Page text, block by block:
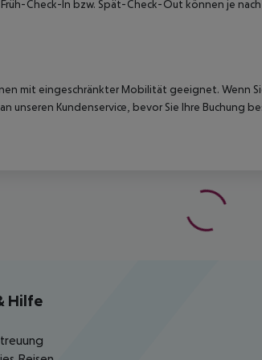
Check-In bzw. Spät-Check-Out können je
mit eingeschränkter Mobilität geeignet. Wenn
unseren Kundenservice, bevor Sie Ihre Buchung
Hilfe